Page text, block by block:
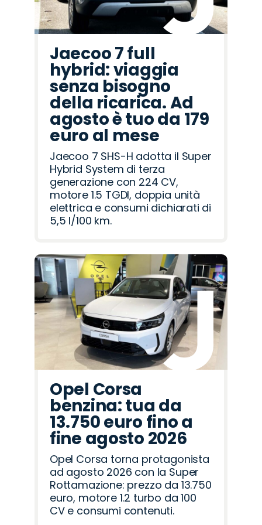
Jaecoo 7 full
hybrid: viaggia
senza bisogno
della ricarica. Ad
agosto è tuo da 179
euro al mese
Jaecoo 7 SHS-H adotta il Super
Hybrid System di terza
generazione con 224 CV,
motore 1.5 TGDI, doppia unità
elettrica e consumi dichiarati di
5,5 l/100 km.
Opel Corsa
benzina: tua da
13.750 euro fino a
fine agosto 2026
Opel Corsa torna protagonista
ad agosto 2026 con la Super
Rottamazione: prezzo da 13.750
euro, motore 1.2 turbo da 100
CV e consumi contenuti.